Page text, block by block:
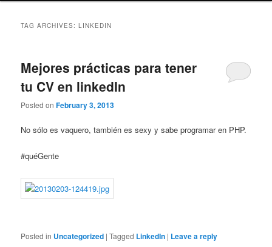
TAG ARCHIVES:LINKEDIN
Mejores prácticas para tener
tu CV en linkedIn
Posted onFebruary 3, 2013
No sólo es vaquero, también es sexy y sabe programar en PHP.
#quéGente
Posted in Uncategorized |Tagged LinkedIn | Leave a reply